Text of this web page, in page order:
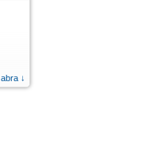
abra ↓